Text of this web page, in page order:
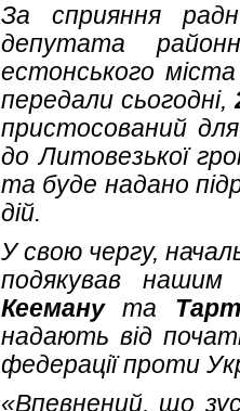
За сприяння
депутата
естонського
передали сьогодні,
пристосований
до Литовезької
та буде надано
дій.
У свою чергу,
подякував
Кееманута
надають від
федерації проти
«Впевнений, що